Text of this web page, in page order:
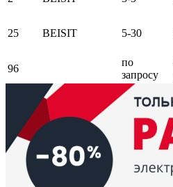
25 BEISIT 5-30
96
по
запросу